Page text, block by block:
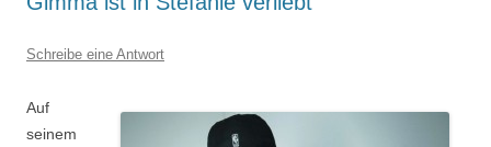
Schreibe eine Antwort
Auf
seinem